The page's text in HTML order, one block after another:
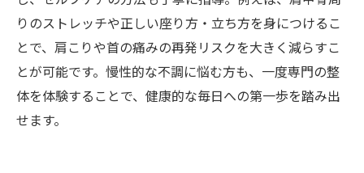
りのストレッチや正しい座り方・立ち方を身につけるこ
とで、肩こりや首の痛みの再発リスクを大きく減らすこ
とが可能です。慢性的な不調に悩む方も、一度専門の整
体を体験することで、健康的な毎日への第一歩を踏み出
せます。